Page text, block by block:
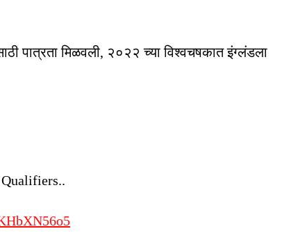
पात्रता मिळवली, २०२२ च्या विश्वचषकात इंग्लंडला